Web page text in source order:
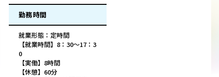
勤務時間
就業形態：定時間
【就業時間】8：30～17：3
0
【実働】8時間
【休憩】60分